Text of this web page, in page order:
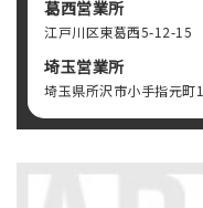
葛西営業所
江戸川区東葛西5-12-15
埼玉営業所
埼玉県所沢市小手指元町1